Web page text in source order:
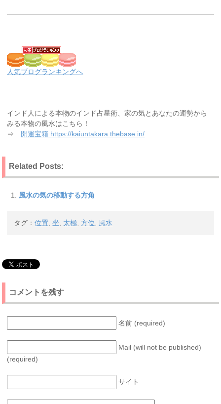
人気ブログランキングへ
インド人による本物のインド占星術、家の気とあなたの運勢から
みる本物の風水はこちら！
⇒ 開運宝箱 https://kaiuntakara.thebase.in/
Related Posts:
風水の気の移動する方角
タグ：位置 ,坐 太極 ,方位 風水
コメントを残す
名前 (required)
Mail (will not be published)
(required)
サイト